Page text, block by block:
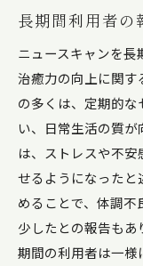
長期間利用者の
ニュースキャンを
治癒力の向上に関す
の多くは、定期的
い、日常生活の質
は、ストレスや不
せるようになったと
めることで、体調
少したとの報告も
期間の利用者は一様